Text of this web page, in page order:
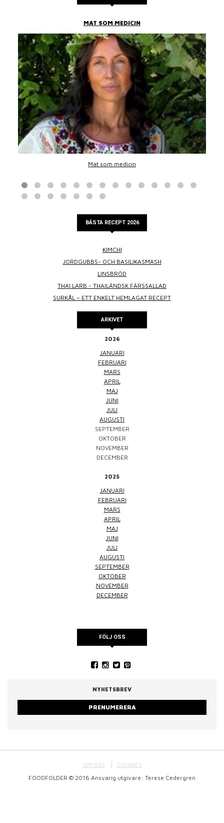
MAT SOM MEDICIN
Mat som medicin
BÄSTA RECEPT 2026
KIMCHI
JORDGUBBS- OCH BASILIKASMASH
LINSBRÖD
THAI LARB - THAILÄNDSK FÄRSSALLAD
SURKÅL – ETT ENKELT HEMLAGAT RECEPT
ARKIVET
2026
JANUARI
FEBRUARI
MARS
APRIL
MAJ
JUNI
JULI
AUGUSTI
SEPTEMBER
OKTOBER
NOVEMBER
DECEMBER
2025
JANUARI
FEBRUARI
MARS
APRIL
MAJ
JUNI
JULI
AUGUSTI
SEPTEMBER
OKTOBER
NOVEMBER
DECEMBER
FÖLJ OSS
NYHETSBREV
PRENUMERERA
OM OSS
COOKIES
FOODFOLDER © 2016 Ansvarig utgivare: Terese Cedergren